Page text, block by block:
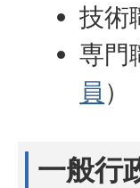
技術
専門
員 ）
一般行